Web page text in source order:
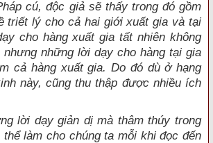
cú, độc giả sẽ thấy trong đó gồm
triết lý cho cả hai giới xuất gia và tại
cho hàng xuất gia tất nhiên không
nhưng những lời dạy cho hàng tại gia
cả hàng xuất gia. Do đó dù ở hạng
này, cũng thu thập được nhiều ích
lời dạy giản dị mà thâm thúy trong
làm cho chúng ta mỗi khi đọc đến